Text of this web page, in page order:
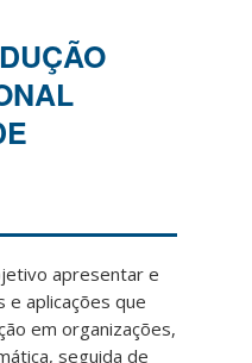
apresentar e
aplicações que
em organizações,
seguida de